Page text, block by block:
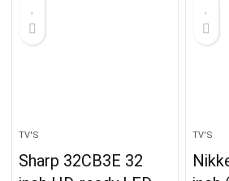
TV'S
Sharp 32CB3E 32
TV'S